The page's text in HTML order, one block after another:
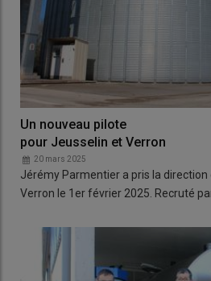
Un nouveau pilote
pour Jeusselin et Verron
20 mars 2025
Jérémy Parmentier a pris la
Verron le 1er février 2025. Recruté